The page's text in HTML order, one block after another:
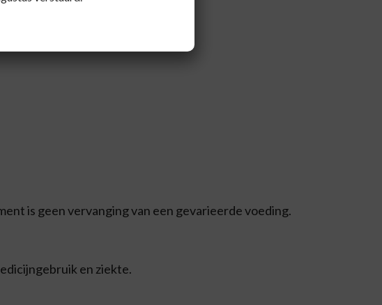
is geen vervanging van een gevarieerde voeding.
en ziekte.